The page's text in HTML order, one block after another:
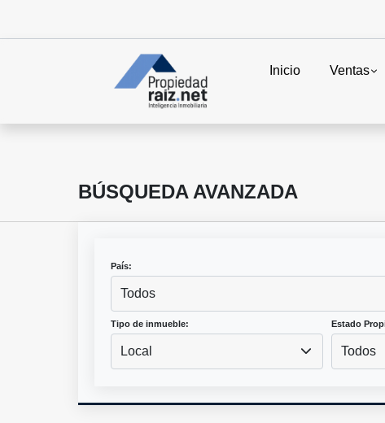
Inicio Ventas
BÚSQUEDA AVANZADA
País:
Todos
Tipo de inmueble:
Local
Estado
Todos